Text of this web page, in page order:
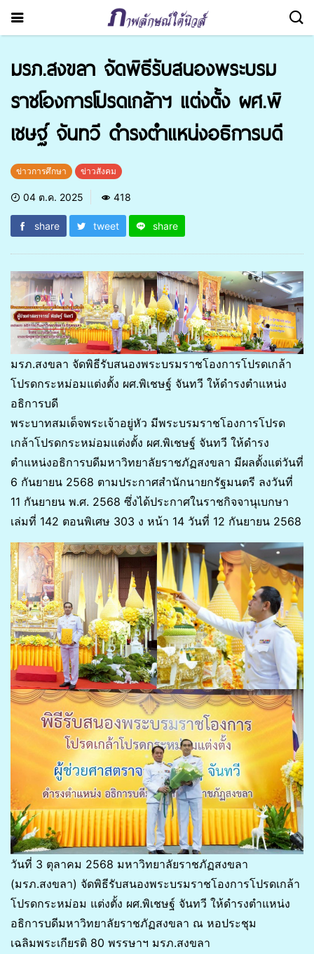
มรภ.สงขลา จัดพิธีรับสนองพระบรม
ราชโองการโปรดเกล้าฯ แต่งตั้ง ผศ.พิ
เชษฐ์ จันทวี ดำรงตำแหน่งอธิการบดี
ข่าวการศึกษา ข่าวสังคม
04 ต.ค. 2025 418
share tweet share
มรภ.สงขลา จัดพิธีรับสนองพระบรมราชโองการโปรดเกล้า
โปรดกระหม่อมแต่งตั้ง ผศ.พิเชษฐ์ จันทวี ให้ดำรงตำแหน่ง
อธิการบดี
พระบาทสมเด็จพระเจ้าอยู่หัว มีพระบรมราชโองการโปรด
เกล้าโปรดกระหม่อมแต่งตั้ง ผศ.พิเชษฐ์ จันทวี ให้ดำรง
ตำแหน่งอธิการบดีมหาวิทยาลัยราชภัฏสงขลา มีผลตั้งแต่วันที่
6 กันยายน 2568 ตามประกาศสำนักนายกรัฐมนตรี ลงวันที่
11 กันยายน พ.ศ. 2568 ซึ่งได้ประกาศในราชกิจจานุเบกษา
เล่มที่ 142 ตอนพิเศษ 303 ง หน้า 14 วันที่ 12 กันยายน 2568
วันที่ 3 ตุลาคม 2568 มหาวิทยาลัยราชภัฏสงขลา
(มรภ.สงขลา) จัดพิธีรับสนองพระบรมราชโองการโปรดเกล้า
โปรดกระหม่อม แต่งตั้ง ผศ.พิเชษฐ์ จันทวี ให้ดำรงตำแหน่ง
อธิการบดีมหาวิทยาลัยราชภัฏสงขลา ณ หอประชุม
เฉลิมพระเกียรติ 80 พรรษาฯ มรภ.สงขลา